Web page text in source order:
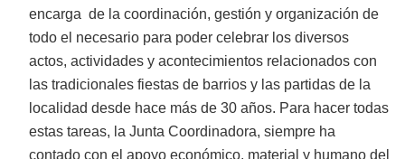
encarga de la coordinación, gestión y organización de
todo el necesario para poder celebrar los diversos
actos, actividades y acontecimientos relacionados con
las tradicionales fiestas de barrios y las partidas de la
localidad desde hace más de 30 años. Para hacer todas
estas tareas, la Junta Coordinadora, siempre ha
contado con el apoyo económico, material y humano del